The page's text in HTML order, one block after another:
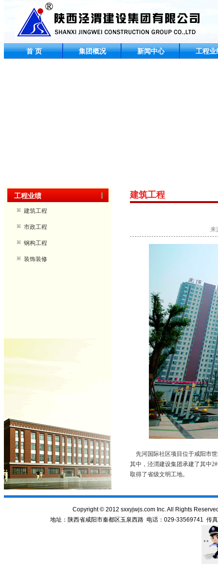
首 页 集团概况 新闻中心 工程业
工程业绩
建筑工程
市政工程
钢构工程
装饰装修
建筑工程
来
先河国际社区项目位于咸阳市
其中，泾渭建设集团承建了其中
取得了省级文明工地。
Copyright©2012 sxxyjwjs.com Inc. All Rights
地址：陕西省咸阳市秦都区玉泉西路 电话：029-33569741